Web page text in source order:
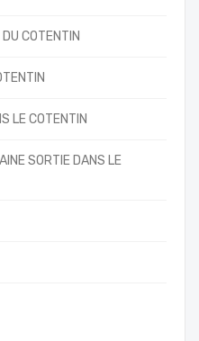
COTENTIN
LE COTENTIN
SORTIE DANS LE